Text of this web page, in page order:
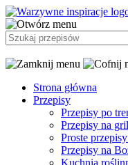
Strona główna
Przepisy
Przepisy po
Przepisy na
Proste
Przepisy na
Kuchnia